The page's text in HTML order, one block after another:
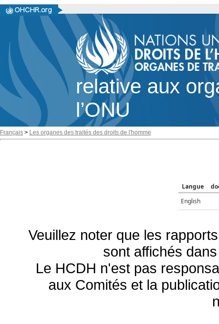
relative aux
l’ONU
Français > Les organes des traités des droits de l'homme
Langue
English
Veuillez noter que les
sont affichés
Le HCDH n'est pas
aux Comités et la